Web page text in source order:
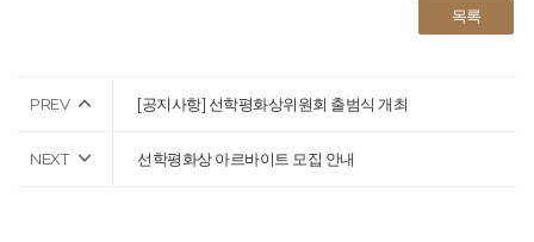
목록
PREV [공지사항] 선학평화상위원회 출범식 개최
NEXT 선학평화상 아르바이트 모집 안내